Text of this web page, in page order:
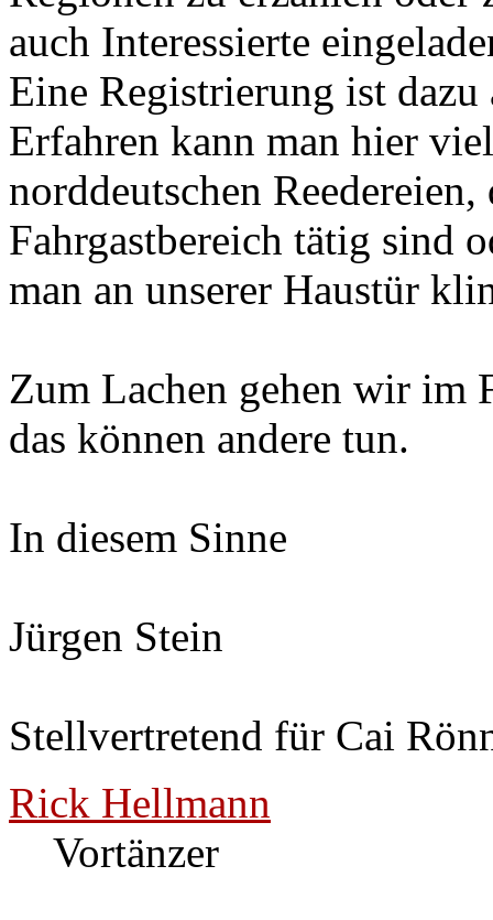
auch Interessierte
Eine Registrierung ist
Erfahren kann man hier
norddeutschen
Fahrgastbereich tätig sind
man an unserer Haustür
Zum Lachen gehen wir im
das können andere tun.
In diesem Sinne
Jürgen Stein
Stellvertretend für Cai
Rick Hellmann
Vortänzer